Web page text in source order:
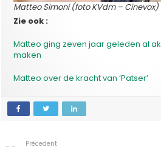
Matteo Simoni (foto KVdm – Cinevox)
Zie ook :
Matteo ging zeven jaar geleden al
maken
Matteo over de kracht van ‘Patser’
Précedent